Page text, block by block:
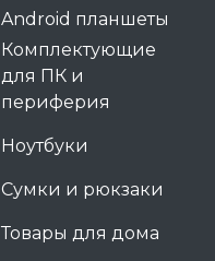
Android планшеты
Комплектующие
для ПК и
периферия
Ноутбуки
Сумки и рюкзаки
Товары для дома